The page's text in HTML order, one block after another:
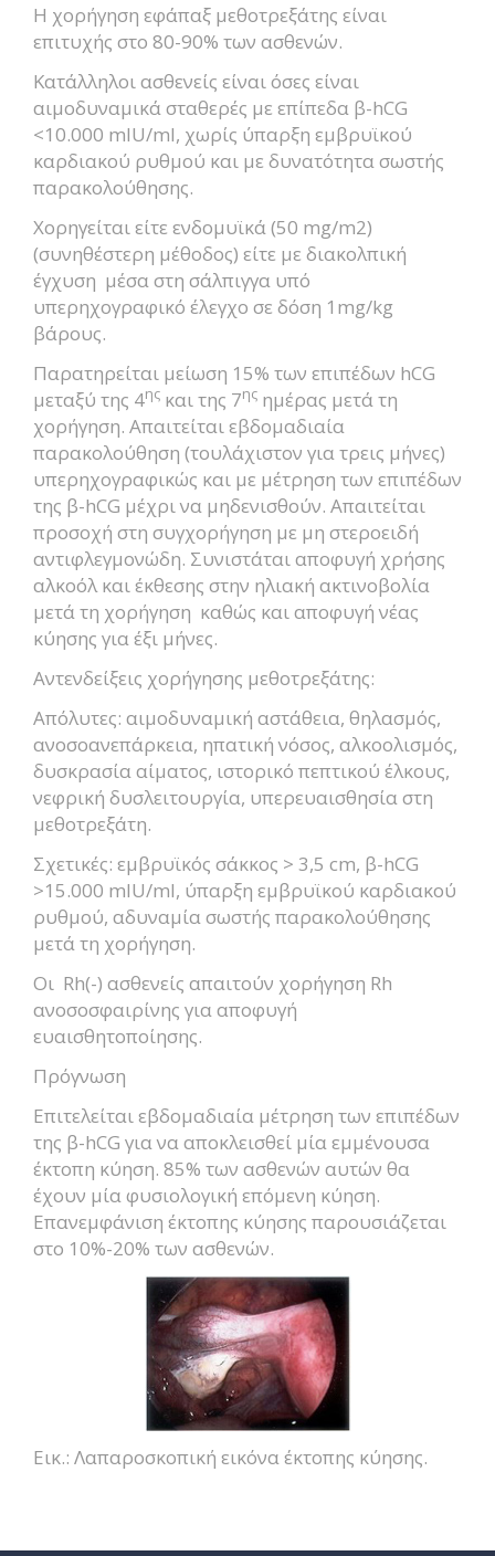
Η χορήγηση εφάπαξ μεθοτρεξάτης είναι
επιτυχής στο 80-90% των ασθενών.
Κατάλληλοι ασθενείς είναι όσες είναι
αιμοδυναμικά σταθερές με επίπεδα β-hCG
<10.000 mIU/ml, χωρίς ύπαρξη εμβρυϊκού
καρδιακού ρυθμού και με δυνατότητα σωστής
παρακολούθησης.
Χορηγείται είτε ενδομυϊκά (50 mg/m2)
(συνηθέστερη μέθοδος) είτε με διακολπική
έγχυση μέσα στη σάλπιγγα υπό
υπερηχογραφικό έλεγχο σε δόση 1mg/kg
βάρους.
Παρατηρείται μείωση 15% των επιπέδων hCG
μεταξύ της 4ης και της 7ης ημέρας μετά τη
χορήγηση. Απαιτείται εβδομαδιαία
παρακολούθηση (τουλάχιστον για τρεις μήνες)
υπερηχογραφικώς και με μέτρηση των επιπέδων
της β-hCG μέχρι να μηδενισθούν. Απαιτείται
προσοχή στη συγχορήγηση με μη στεροειδή
αντιφλεγμονώδη. Συνιστάται αποφυγή χρήσης
αλκοόλ και έκθεσης στην ηλιακή ακτινοβολία
μετά τη χορήγηση καθώς και αποφυγή νέας
κύησης για έξι μήνες.
Αντενδείξεις χορήγησης μεθοτρεξάτης:
Απόλυτες: αιμοδυναμική αστάθεια, θηλασμός,
ανοσοανεπάρκεια, ηπατική νόσος, αλκοολισμός,
δυσκρασία αίματος, ιστορικό πεπτικού έλκους,
νεφρική δυσλειτουργία, υπερευαισθησία στη
μεθοτρεξάτη.
Σχετικές: εμβρυϊκός σάκκος > 3,5 cm, β-hCG
>15.000 mIU/ml, ύπαρξη εμβρυϊκού καρδιακού
ρυθμού, αδυναμία σωστής παρακολούθησης
μετά τη χορήγηση.
Οι Rh(-) ασθενείς απαιτούν χορήγηση Rh
ανοσοσφαιρίνης για αποφυγή
ευαισθητοποίησης.
Πρόγνωση
Επιτελείται εβδομαδιαία μέτρηση των επιπέδων
της β-hCG για να αποκλεισθεί μία εμμένουσα
έκτοπη κύηση. 85% των ασθενών αυτών θα
έχουν μία φυσιολογική επόμενη κύηση.
Επανεμφάνιση έκτοπης κύησης παρουσιάζεται
στο 10%-20% των ασθενών.
Εικ.: Λαπαροσκοπική εικόνα έκτοπης κύησης.